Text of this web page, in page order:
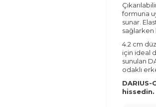
formuna
sunar.
sağlarken
4.2 cm
için ideal
sunulan
odaklı
hissedin.